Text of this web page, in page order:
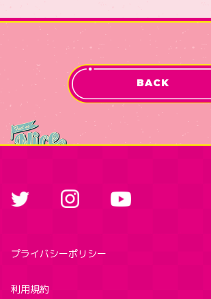
BACK
プライバシーポリシー
利用規約